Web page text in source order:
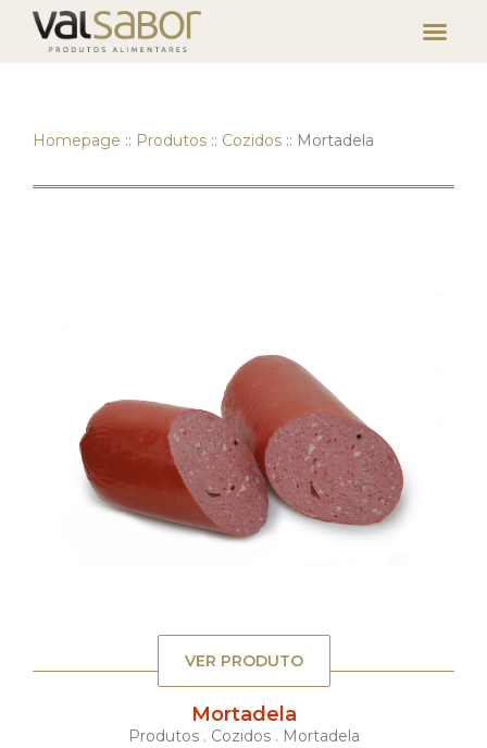
Homepage :: Produtos :: Cozidos :: Mortadela
VER PRODUTO
Mortadela
Produtos . Cozidos . Mortadela